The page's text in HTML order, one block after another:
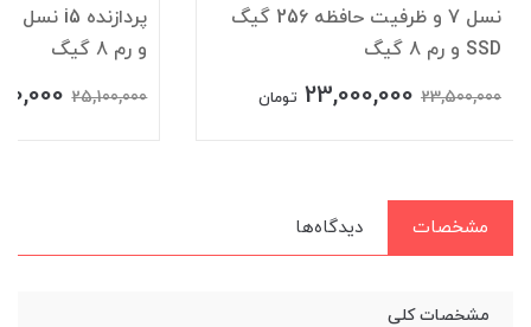
نسل 7 و ظرفیت حافظه 256 گیگ
SSD و رم 8 گیگ
23,500,000
23,000,000 تومان
و رم 8 گیگ
25,100,000
مشخصات دیدگاه‌ها
مشخصات کلی